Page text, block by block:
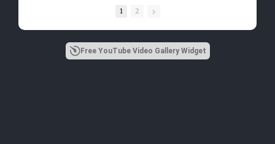
1 2
Free YouTube Video Gallery Widget